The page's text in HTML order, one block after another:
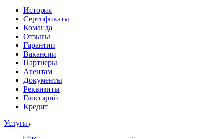
История
Сертификаты
Команда
Отзывы
Гарантии
Вакансии
Партнеры
Агентам
Документы
Реквизиты
Глоссарий
Кредит
Услуги